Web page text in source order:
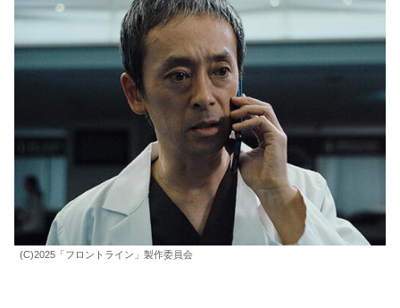
(C)2025「フロントライン」製作委員会